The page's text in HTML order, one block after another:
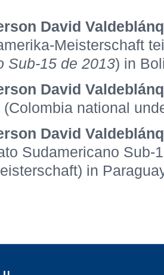
David
Meisterschaft
Sub-15 de 2013) in
David
(Colombia national
David
Sudamericano Sub-
in